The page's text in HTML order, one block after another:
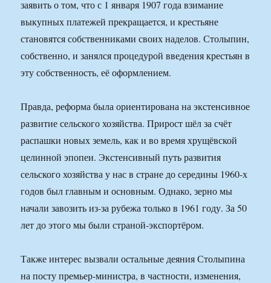
заявить о том, что с 1 января 1907 года взимание
выкупных платежей прекращается, и крестьяне
становятся собственниками своих наделов. Столыпин,
собственно, и занялся процедурой введения крестьян в
эту собственность, её оформлением.
Правда, реформа была ориентирована на экстенсивное
развитие сельского хозяйства. Прирост шёл за счёт
распашки новых земель, как и во время хрущёвской
целинной эпопеи. Экстенсивный путь развития
сельского хозяйства у нас в стране до середины 1960-х
годов был главным и основным. Однако, зерно мы
начали завозить из-за рубежа только в 1961 году. За 50
лет до этого мы были страной-экспортёром.
Также интерес вызвали остальные деяния Столыпина
на посту премьер-министра, в частности, изменения,